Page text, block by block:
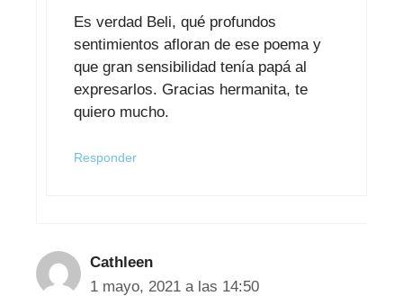
Es verdad Beli, qué profundos
sentimientos afloran de ese poema y
que gran sensibilidad tenía papá al
expresarlos. Gracias hermanita, te
quiero mucho.
Responder
Cathleen
1 mayo, 2021 a las 14:50